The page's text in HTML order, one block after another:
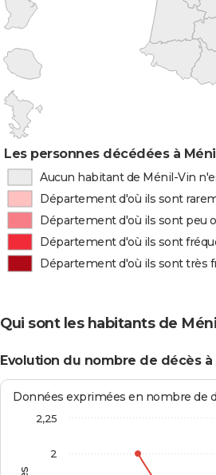
Les personnes décédées à
Aucun habitant de Ménil-Vin
Département d'où ils sont
Département d'où ils sont peu
Département d'où ils sont
Département d'où ils sont très
Qui sont les habitants de
Evolution du nombre de décès à
Données exprimées en nombre de
2
2,25